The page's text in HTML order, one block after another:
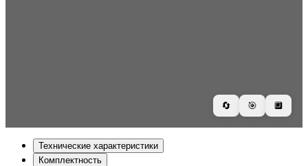
🔄 🎯 🔲
Технические характеристики
Комплектность